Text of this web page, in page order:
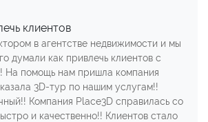
клиентов
в агентстве недвижимости и мы
думали как привлечь клиентов с
На помощь нам пришла компания
3D-тур по нашим услугам!!
Компания Place3D справилась со
и качественно!! Клиентов стало